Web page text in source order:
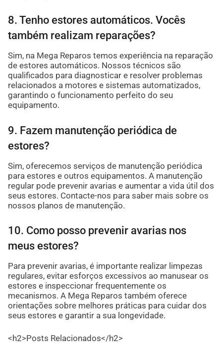
8. Tenho estores automáticos. Vocês
também realizam reparações?
Sim, na Mega Reparos temos experiência na reparação
de estores automáticos. Nossos técnicos são
qualificados para diagnosticar e resolver problemas
relacionados a motores e sistemas automatizados,
garantindo o funcionamento perfeito do seu
equipamento.
9. Fazem manutenção periódica de
estores?
Sim, oferecemos serviços de manutenção periódica
para estores e outros equipamentos. A manutenção
regular pode prevenir avarias e aumentar a vida útil dos
seus estores. Contacte-nos para saber mais sobre os
nossos planos de manutenção.
10. Como posso prevenir avarias nos
meus estores?
Para prevenir avarias, é importante realizar limpezas
regulares, evitar esforços excessivos ao manusear os
estores e inspeccionar frequentemente os
mecanismos. A Mega Reparos também oferece
orientações sobre melhores práticas para cuidar dos
seus estores e garantir a sua longevidade.
<h2>Posts Relacionados</h2>